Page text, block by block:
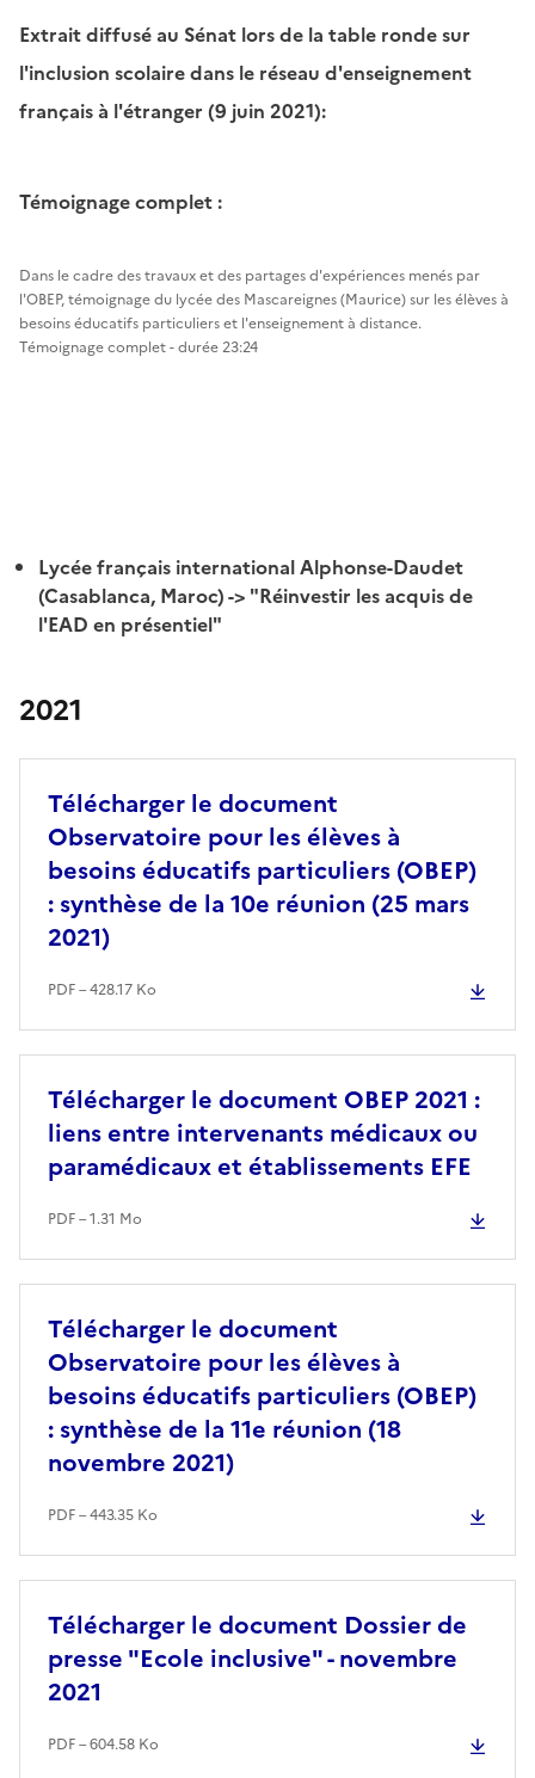
Extrait diffusé au Sénat lors de la table ronde sur
l'inclusion scolaire dans le réseau d'enseignement
français à l'étranger (9 juin 2021):
Témoignage complet :
Dans le cadre des travaux et des partages d'expériences menés par
l'OBEP, témoignage du lycée des Mascareignes (Maurice) sur les élèves à
besoins éducatifs particuliers et l'enseignement à distance.
Témoignage complet - durée 23:24
Lycée français international Alphonse-Daudet
(Casablanca, Maroc) -> "Réinvestir les acquis de
l'EAD en présentiel"
2021
Télécharger le document
Observatoire pour les élèves à
besoins éducatifs particuliers (OBEP)
: synthèse de la 10e réunion (25 mars
2021)
PDF – 428.17 Ko
Télécharger le document OBEP 2021 :
liens entre intervenants médicaux ou
paramédicaux et établissements EFE
PDF – 1.31 Mo
Télécharger le document
Observatoire pour les élèves à
besoins éducatifs particuliers (OBEP)
: synthèse de la 11e réunion (18
novembre 2021)
PDF – 443.35 Ko
Télécharger le document Dossier de
presse "Ecole inclusive" - novembre
2021
PDF – 604.58 Ko